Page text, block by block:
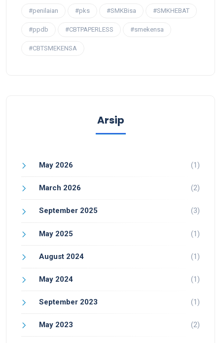
#penilaian #pks #SMKBisa #SMKHEBAT
#ppdb #CBTPAPERLESS #smekensa
#CBTSMEKENSA
Arsip
May 2026 (1)
March 2026 (2)
September 2025 (3)
May 2025 (1)
August 2024 (1)
May 2024 (1)
September 2023 (1)
May 2023 (2)